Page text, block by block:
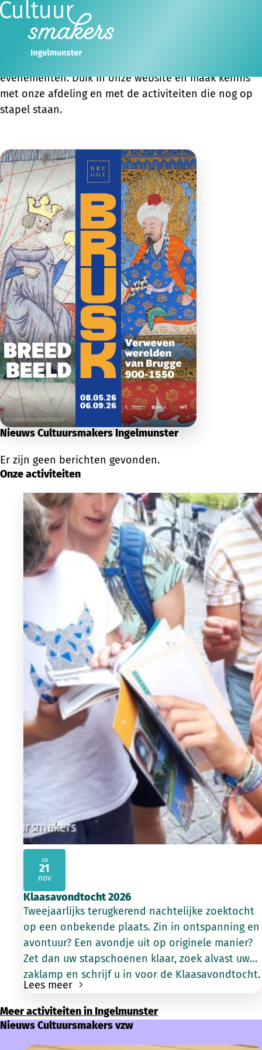
WELKOM BIJ
Cultuursmakers Ingelmunster
Samen met het bestuur en alle vrijwilligers van onze
afdeling organiseren we tal van culturele
evenementen. Duik in onze website en maak kennis
met onze afdeling en met de activiteiten die nog op
stapel staan.
Nieuws Cultuursmakers Ingelmunster
Er zijn geen berichten gevonden.
Onze activiteiten
Klaasavondtocht 2026
Tweejaarlijks terugkerend nachtelijke zoektocht
op een onbekende plaats. Zin in ontspanning en
avontuur? Een avondje uit op originele manier?
Zet dan uw stapschoenen klaar, zoek alvast uw
zaklamp en schrijf u in voor de Klaasavondtocht.
Lees meer
za
21
nov
2026
Meer activiteiten in Ingelmunster
Nieuws Cultuursmakers vzw